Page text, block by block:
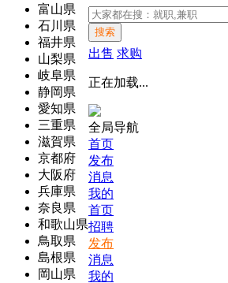
富山県
石川県
福井県
山梨県
岐阜県
静岡県
愛知県
三重県
滋賀県
京都府
大阪府
兵庫県
奈良県
和歌山県
鳥取県
島根県
岡山県
搜索
出售 求购
正在加载...
全局导航
首页
发布
消息
我的
首页
招聘
发布
消息
我的